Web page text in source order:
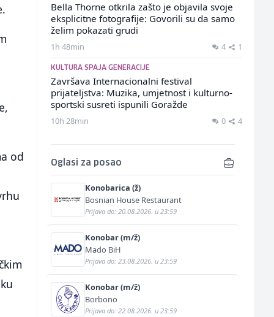
od
Bella Thorne otkrila zašto je objavila svoje
eksplicitne fotografije: Govorili su da samo
želim pokazati grudi
1h 48min 4 1
KULTURA SPAJA GENERACIJE
Završava Internacionalni festival
prijateljstva: Muzika, umjetnost i kulturno-
sportski susreti ispunili Goražde
10h 28min 0 4
Oglasi za posao
Konobarica (ž)
Bosnian House Restaurant
Prijava do: 20.08.2026. u 23:59
Konobar (m/ž)
Mado BiH
Prijava do: 23.08.2026. u 23:59
Konobar (m/ž)
Borbono
Prijava do: 22.08.2026. u 23:59